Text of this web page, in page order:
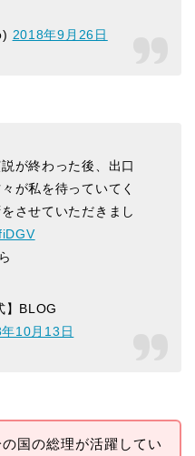
2018年9月26日
が終わった後、出口
が私を待っていてく
させていただきまし
】BLOG
10月13日
国の総理が活躍してい